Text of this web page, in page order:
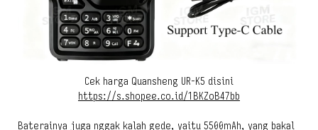
Cek harga Quansheng UR-K5 disini
https://s.shopee.co.id/1BKZoB47bb
Baterainya juga nggak kalah gede, yaitu 5500mAh, yang bakal